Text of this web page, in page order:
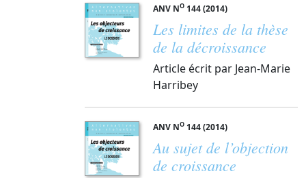
ANV NO 144 (2014)
Les limites de la thèse
de la décroissance
Article écrit par Jean-Marie
Harribey
ANV NO 144 (2014)
Au sujet de l’objection
de croissance